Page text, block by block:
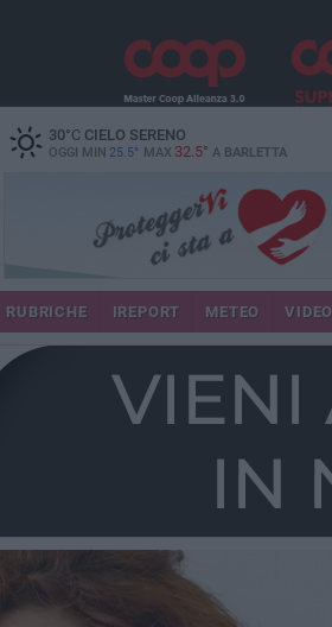
30°CCIELO SERENO
OGGI MIN 25.5° MAX 32.5° A BARLETTA
RUBRICHE IREPORT METEO VIDEO